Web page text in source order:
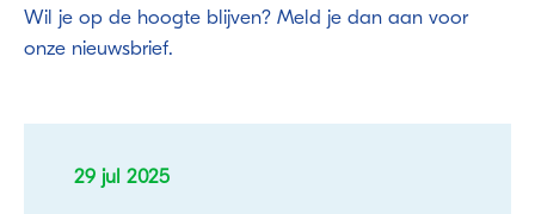
Wil je op de hoogte blijven? Meld je dan aan voor
onze nieuwsbrief.
29 jul 2025